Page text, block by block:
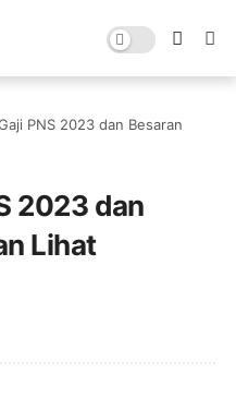
PNS 2023 dan Besaran
2023 dan
Lihat